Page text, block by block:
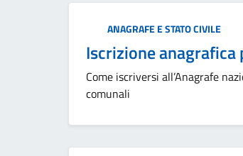
Categoria:
ANAGRAFE E STATO CIVILE
Iscrizione
Come iscriversi all’Anagrafe
comunali